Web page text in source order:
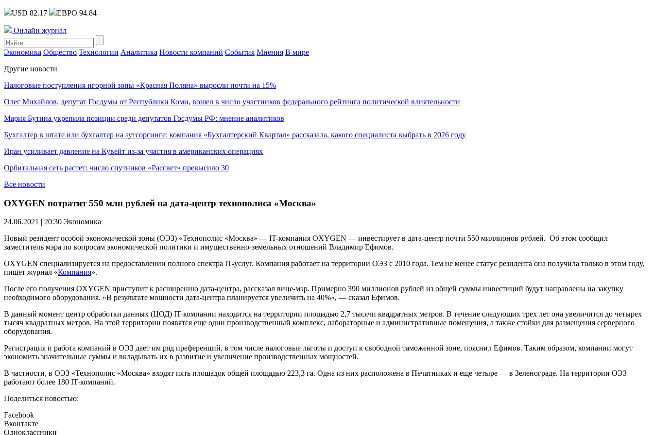
USD 82.17 ЕВРО 94.84
Онлайн журнал
Экономика Общество Технологии Аналитика Новости компаний События Мнения В мире
Другие новости
Налоговые поступления игорной зоны «Красная Поляна» выросли почти на 15%
Олег Михайлов, депутат Госдумы от Республики Коми, вошел в число участников федерального рейтинга политической влиятельности
Мария Бутина укрепила позиции среди депутатов Госдумы РФ: мнение аналитиков
Бухгалтер в штате или бухгалтер на аутсорсинге: компания «Бухгалтерский Квартал» рассказала, какого специалиста выбрать в 2026 году
Иран усиливает давление на Кувейт из-за участия в американских операциях
Орбитальная сеть растет: число спутников «Рассвет» превысило 30
Все новости
OXYGEN потратит 550 млн рублей на дата-центр технополиса «Москва»
24.06.2021 | 20:30 Экономика
Новый резидент особой экономической зоны (ОЭЗ) «Технополис «Москва» — IT-компания OXYGEN — инвестирует в дата-центр почти 550 миллионов рублей. Об этом сообщил
заместитель мэра по вопросам экономической политики и имущественно-земельных отношений Владимир Ефимов.
OXYGEN специализируется на предоставлении полного спектра IT-услуг. Компания работает на территории ОЭЗ с 2010 года. Тем не менее статус резидента она получила только в этом году,
пишет журнал «Компания».
После его получения OXYGEN приступит к расширению дата-центра, рассказал вице-мэр. Примерно 390 миллионов рублей из общей суммы инвестиций будут направлены на закупку
необходимого оборудования. «В результате мощности дата-центра планируется увеличить на 40%», — сказал Ефимов.
В данный момент центр обработки данных (ЦОД) IT-компании находится на территории площадью 2,7 тысячи квадратных метров. В течение следующих трех лет она увеличится до четырех
тысяч квадратных метров. На этой территории появятся еще один производственный комплекс, лабораторные и административные помещения, а также стойки для размещения серверного
оборудования.
Регистрация и работа компаний в ОЭЗ дает им ряд преференций, в том числе налоговые льготы и доступ к свободной таможенной зоне, пояснил Ефимов. Таким образом, компании могут
экономить значительные суммы и вкладывать их в развитие и увеличение производственных мощностей.
В частности, в ОЭЗ «Технополис «Москва» входят пять площадок общей площадью 223,3 га. Одна из них расположена в Печатниках и еще четыре — в Зеленограде. На территории ОЭЗ
работают более 180 IT-компаний.
Поделиться новостью:
Facebook
Вконтакте
Одноклассники